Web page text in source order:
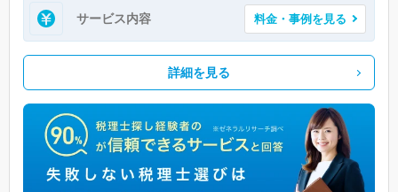
サービス内容 料金・事例を見る
詳細を見る